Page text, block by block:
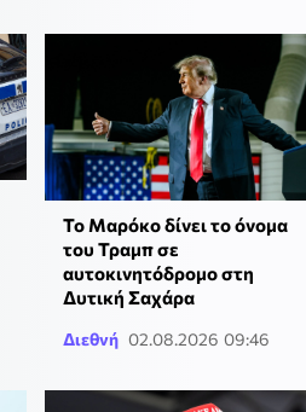
Το Μαρόκο δίνει το όνομα
του Τραμπ σε
αυτοκινητόδρομο στη
Δυτική Σαχάρα
Διεθνή 02.08.2026 09:46